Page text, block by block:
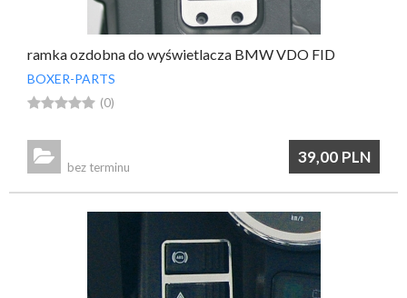
ramka ozdobna do wyświetlacza BMW VDO FID
BOXER-PARTS
 (0)
39,00 PLN

bez terminu